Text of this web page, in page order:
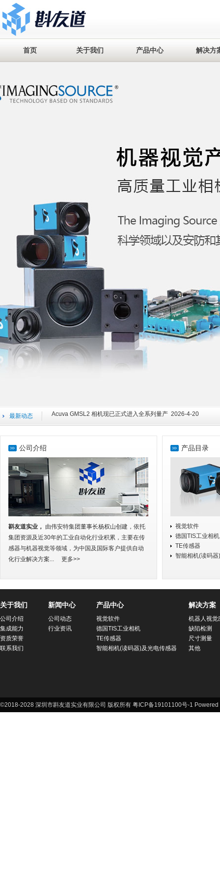
首页 关于我们 产品中心 解决方
最新动态
IC Imaging Control 4 全新版本发布：强化连接能力、扩展设备
TIS 映美精 Aptiris：为动态机器视觉带来自动对焦成像 2026-4-
The Imaging Source 重磅发布！全新 Acuva 系列 GMSL2 工
IC Imaging Control 4 全新版本发布：强化连接能力、扩展设备
TIS 映美精 Aptiris：为动态机器视觉带来自动对焦成像 2026-4-
TIS 映美精 发布全新结构化机器视觉光学产品组合 2026-4-20
Acuva GMSL2 相机现已正式进入全系列量产 2026-4-20
The Imaging Source 重磅发布！全新 Acuva 系列 GMSL2 工
公司介绍
斟友道实业， 由伟安特集团董事长杨权山创建，依托
集团资源及近30年的工业自动化行业积累，主要在传
感器与机器视觉等领域，为中国及国际客户提供自动
化行业解决方案... 更多>>
产品目录
视觉软件
德国TIS工业相机
TE传感器
智能相机(读码
关于我们
公司介绍
集成能力
资质荣誉
联系我们
新闻中心
公司动态
行业资讯
产品中心
视觉软件
德国TIS工业相机
TE传感器
智能相机(读码器)及光电传感器
解决方案
机器人视觉
缺陷检测
尺寸测量
其他
©2018-2028 深圳市斟友道实业有限公司 版权所有 粤ICP备19101100号-1